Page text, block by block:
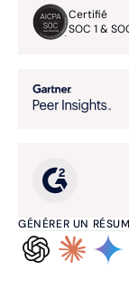
GÉNÉRER UN
Certifié
SOC 1 &